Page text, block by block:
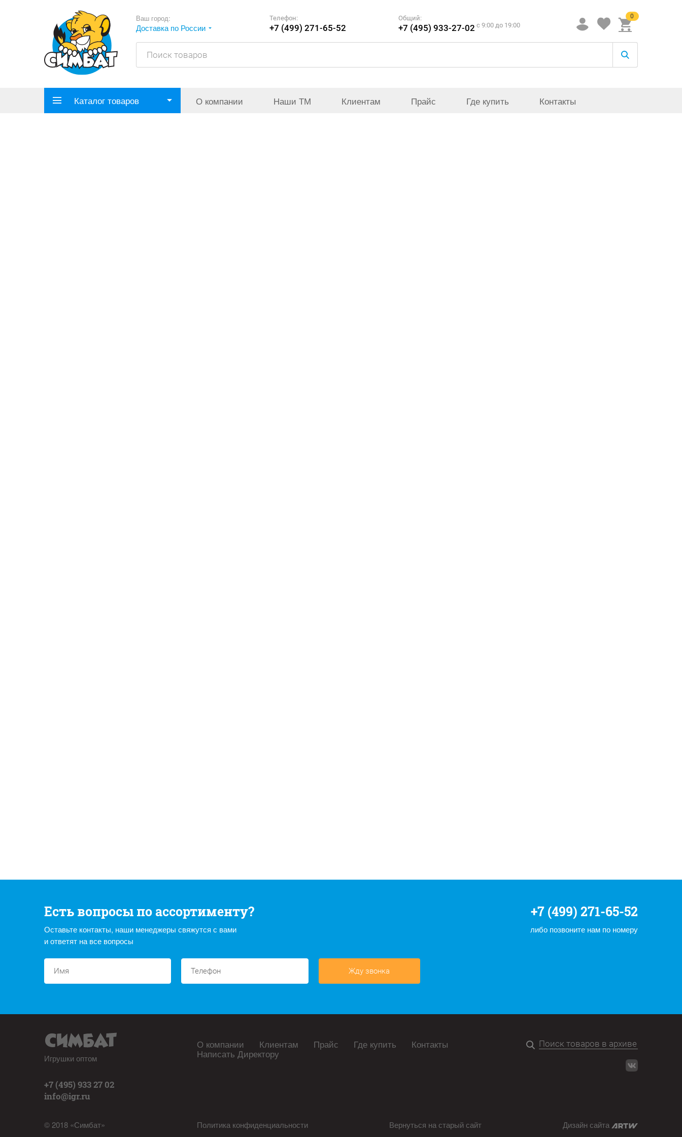
Ваш город:
Доставка по России
Телефон:
+7 (499) 271-65-52
Общий:
+7 (495) 933-27-02 c 9:00 до 19:00
0
Каталог товаров О компании Наши ТМ Клиентам Прайс Где купить Контакты
Есть вопросы по ассортименту?
Оставьте контакты, наши менеджеры свяжутся с вами
и ответят на все вопросы
+7 (499) 271-65-52
либо позвоните нам по номеру
Жду звонка
Игрушки оптом
+7 (495) 933 27 02
info@igr.ru
© 2018 «Симбат»
О компании Клиентам Прайс Где купить Контакты
Написать Директору
Политика конфиденциальности Вернуться на старый сайт Дизайн сайта